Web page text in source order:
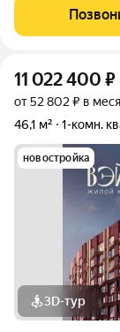
1-комнатной
Девелоперской
11 022 400 ₽
от 52 802 ₽ в
46,1 м²
1-комн.
новостройка
3D-тур